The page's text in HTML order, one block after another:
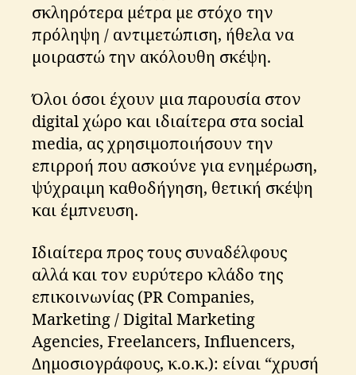
σκληρότερα μέτρα με στόχο την
πρόληψη / αντιμετώπιση, ήθελα να
μοιραστώ την ακόλουθη σκέψη.
Όλοι όσοι έχουν μια παρουσία στον
digital χώρο και ιδιαίτερα στα social
media, ας χρησιμοποιήσουν την
επιρροή που ασκούνε για ενημέρωση,
ψύχραιμη καθοδήγηση, θετική σκέψη
και έμπνευση.
Ιδιαίτερα προς τους συναδέλφους
αλλά και τον ευρύτερο κλάδο της
επικοινωνίας (PR Companies,
Marketing / Digital Marketing
Agencies, Freelancers, Influencers,
Δημοσιογράφους, κ.ο.κ.): είναι “χρυσή